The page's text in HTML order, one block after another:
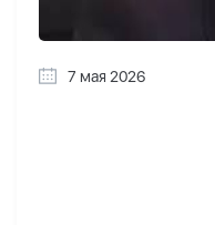
7 мая 2026